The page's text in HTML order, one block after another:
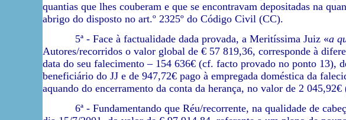
quantias que lhes couberam e que se encontravam depositadas na
abrigo do disposto no art.º 2325º do Código Civil (CC).
5ª - Face à factualidade dada provada, a Meritíssima Juiz «a
Autores/recorridos o valor global de € 57 819,36, corresponde à
data do seu falecimento – 154 636€ (cf. facto provado no ponto 13),
beneficiário do JJ e de 947,72€ pago à empregada doméstica da
aquando do encerramento da conta da herança, no valor de 2
6ª - Fundamentando que Réu/recorrente, na qualidade de